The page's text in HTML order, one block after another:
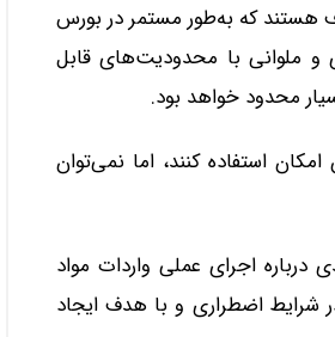
هستند که به‌طور مستمر در بورس
و ملوانی با محدودیت‌های قابل
محدود خواهد بود.
استفاده کنند، اما نمی‌توان
درباره اجرای عملی واردات مواد
شرایط اضطراری و با هدف ایجاد